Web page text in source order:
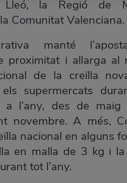
la Regió de
Comunitat Valenciana.
manté
proximitat i allarga al
de la creïlla
els supermercats
a l’any, des de
novembre. A més,
nacional en alguns
en malla de 3 kg i la
tot l’any.